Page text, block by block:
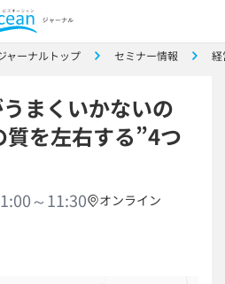
ャーナルトップ セミナー情報 経
まくいかないの
質を左右する”4つ
～11:30 オンライン